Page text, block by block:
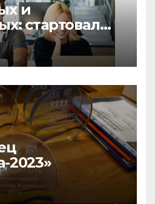
и
стартовал
на участие в
«Ты
2023»